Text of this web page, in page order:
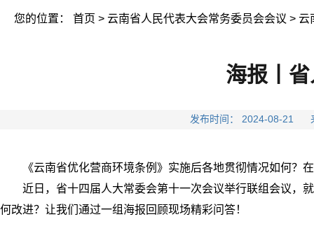
您的位置： 首页 > 云南省人民代表大会常务委员会会议 > 云
海报丨
发布时间： 2024-08-21
《云南省优化营商环境条例》 实施后各地贯彻情况如何？
近日， 省十四届人大常委会第十一次会议举行联组会议，
何改进？ 让我们通过一组海报回顾现场精彩问答！